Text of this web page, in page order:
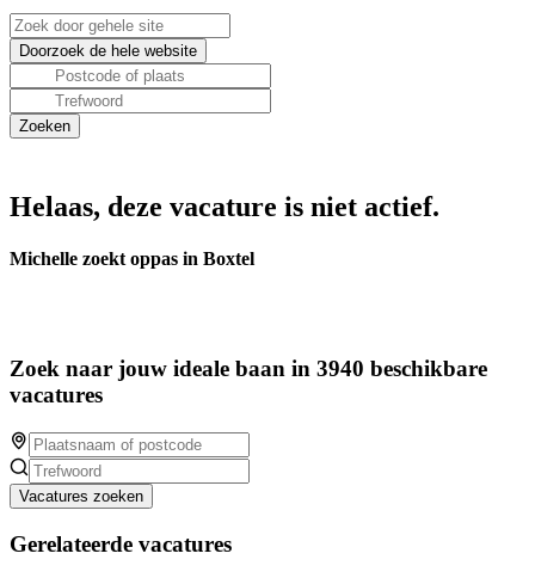
Helaas, deze vacature is niet actief.
Michelle zoekt oppas in Boxtel
Zoek naar jouw ideale baan in 3940 beschikbare
vacatures
Vacatures zoeken
Gerelateerde vacatures